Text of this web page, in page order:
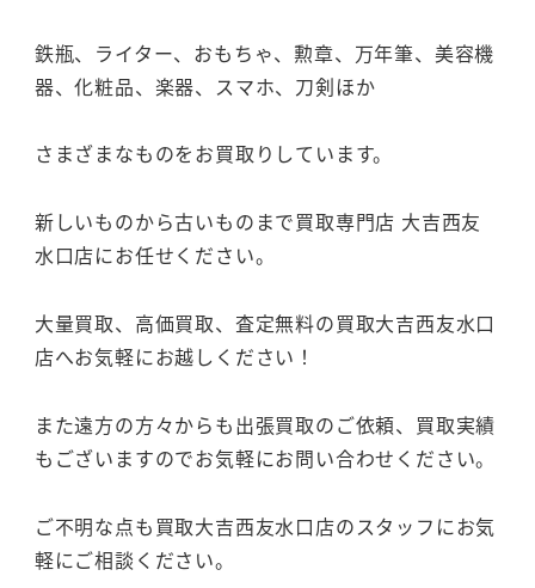
鉄瓶、ライター、おもちゃ、勲章、万年筆、美容機
器、化粧品、楽器、スマホ、刀剣ほか
さまざまなものをお買取りしています。
新しいものから古いものまで買取専門店 大吉西友
水口店にお任せください。
大量買取、高価買取、査定無料の買取大吉西友水口
店へお気軽にお越しください！
また遠方の方々からも出張買取のご依頼、買取実績
もございますのでお気軽にお問い合わせください。
ご不明な点も買取大吉西友水口店のスタッフにお気
軽にご相談ください。